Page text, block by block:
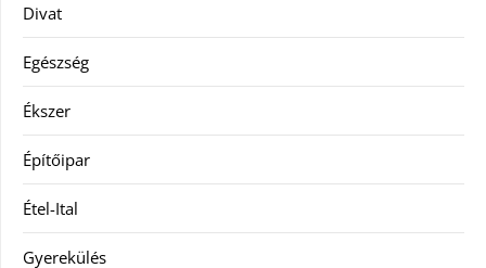
Divat
Egészség
Ékszer
Építőipar
Étel-Ital
Gyerekülés